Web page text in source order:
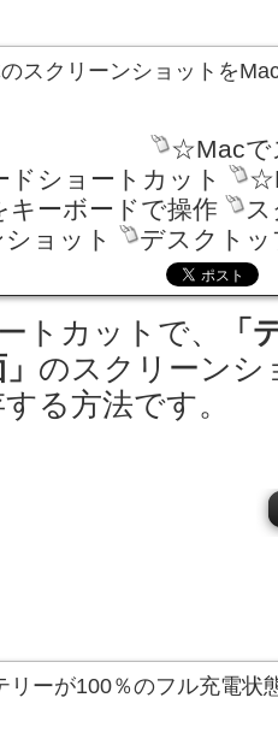
スクリーンショットを
☆Macで
ショートカット
ーボードで操作
ョット
デスクトッ
トカットで、
「
のスクリーンシ
る方法です。
リーが100％のフル充電状